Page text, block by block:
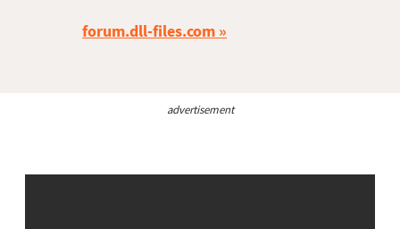
forum.dll-files.com
advertisement